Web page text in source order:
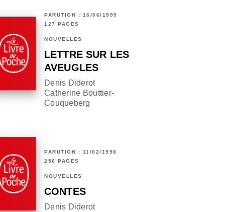
PARUTION : 16/06/1999
127 PAGES
NOUVELLES
LETTRE SUR LES
AVEUGLES
Denis Diderot
Catherine Bouttier-
Couqueberg
PARUTION : 11/02/1998
256 PAGES
NOUVELLES
CONTES
Denis Diderot